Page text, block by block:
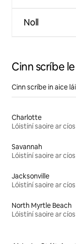
Noll
Cinn scríbe
Cinn scríbe in aice
Charlotte
Lóistíní saoire ar cíos
Savannah
Lóistíní saoire ar cíos
Jacksonville
Lóistíní saoire ar cíos
North Myrtle Beach
Lóistíní saoire ar cíos